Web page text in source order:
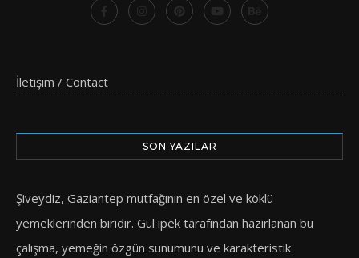
İletişim / Contact
SON YAZILAR
Şiveydiz, Gaziantep mutfağının en özel ve köklü
yemeklerinden biridir. Gül ipek tarafından hazırlanan bu
çalışma, yemeğin özgün sunumunu ve karakteristik